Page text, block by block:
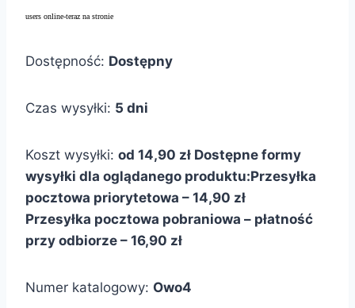
users online-teraz na stronie
Dostępność: Dostępny
Czas wysyłki: 5 dni
Koszt wysyłki: od 14,90 zł Dostępne formy
wysyłki dla oglądanego produktu:Przesyłka
pocztowa priorytetowa – 14,90 zł
Przesyłka pocztowa pobraniowa – płatność
przy odbiorze – 16,90 zł
Numer katalogowy: Owo4